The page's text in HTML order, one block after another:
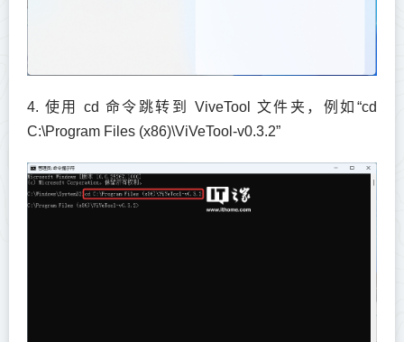
4. 使用 cd 命令跳转到 ViveTool 文件夹，例如“cd
C:\Program Files (x86)\ViVeTool-v0.3.2”